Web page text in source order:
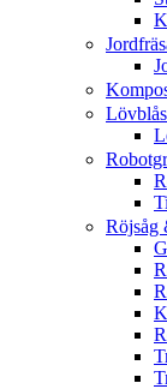
Röjsåg